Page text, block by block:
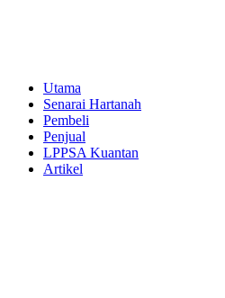
Utama
Senarai Hartanah
Pembeli
Penjual
LPPSA Kuantan
Artikel